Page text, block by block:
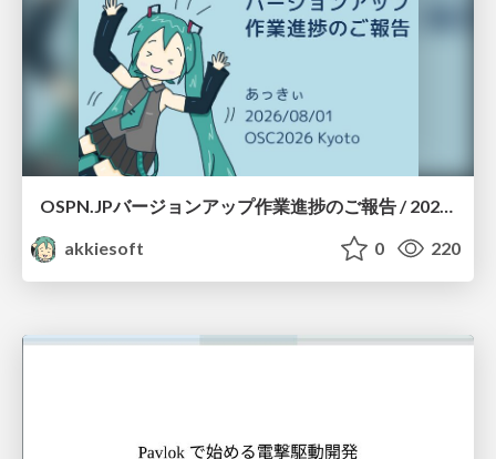
OSPN.JPバージョンアップ作業進捗のご報告 / 20260801-osc26kyoto
akkiesoft
0 220